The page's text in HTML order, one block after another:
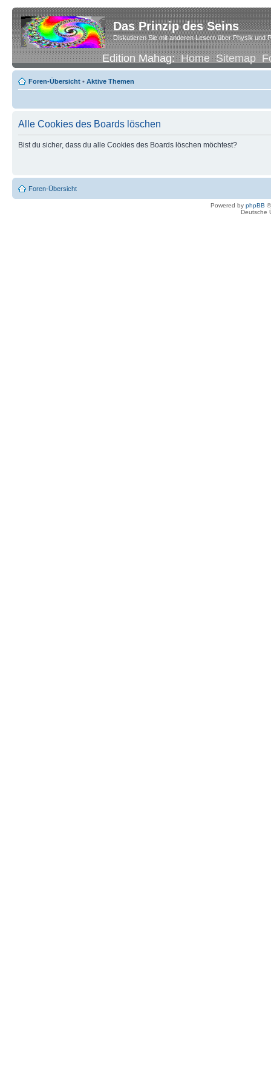
Das Prinzip des Seins
Diskutieren Sie mit anderen Lesern über Physik und
Edition Mahag:Home Sitemap
Foren-Übersicht • Aktive Themen
Alle Cookies des Boards löschen
Bist du sicher, dass du alle Cookies des Boards löschen möchtest?
Foren-Übersicht
Powered by phpBB
Deutsche